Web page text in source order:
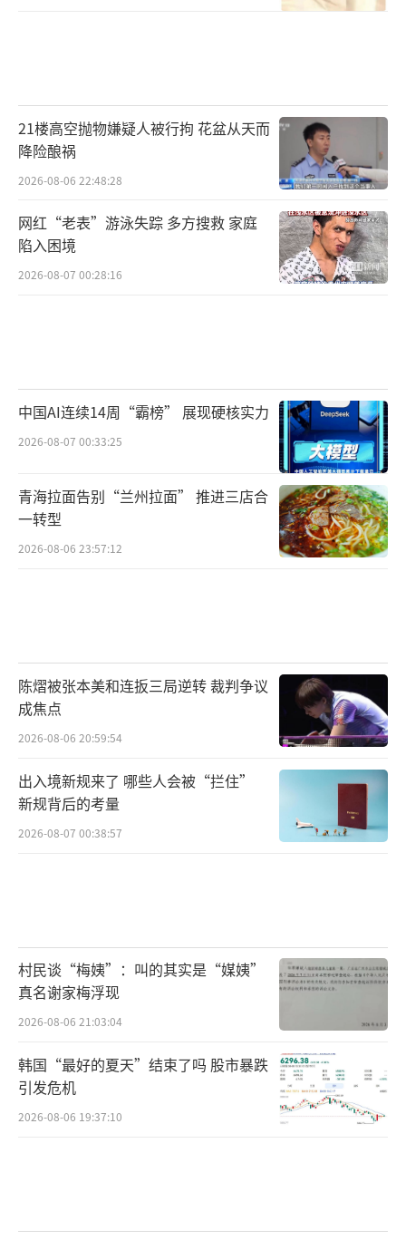
21楼高空抛物嫌疑人被行拘 花盆从天而
降险酿祸
2026-08-06 22:48:28
网红“老表”游泳失踪 多方搜救 家庭
陷入困境
2026-08-07 00:28:16
中国AI连续14周“霸榜” 展现硬核实力
2026-08-07 00:33:25
青海拉面告别“兰州拉面” 推进三店合
一转型
2026-08-06 23:57:12
陈熠被张本美和连扳三局逆转 裁判争议
成焦点
2026-08-06 20:59:54
出入境新规来了 哪些人会被“拦住”
新规背后的考量
2026-08-07 00:38:57
村民谈“梅姨”：叫的其实是“媒姨”
真名谢家梅浮现
2026-08-06 21:03:04
韩国“最好的夏天”结束了吗 股市暴跌
引发危机
2026-08-06 19:37:10